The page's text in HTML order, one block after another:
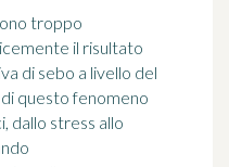
troppo
il risultato
di sebo a livello del
questo fenomeno
dallo stress allo